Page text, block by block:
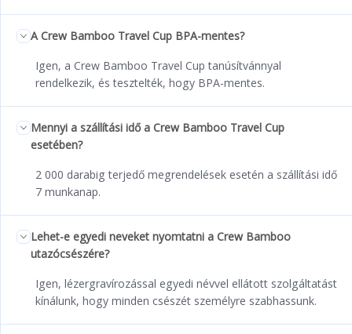
A Crew Bamboo Travel Cup BPA-mentes?
Igen, a Crew Bamboo Travel Cup tanúsítvánnyal
rendelkezik, és tesztelték, hogy BPA-mentes.
Mennyi a szállítási idő a Crew Bamboo Travel Cup
esetében?
2 000 darabig terjedő megrendelések esetén a szállítási idő
7 munkanap.
Lehet-e egyedi neveket nyomtatni a Crew Bamboo
utazócsészére?
Igen, lézergravírozással egyedi névvel ellátott szolgáltatást
kínálunk, hogy minden csészét személyre szabhassunk.